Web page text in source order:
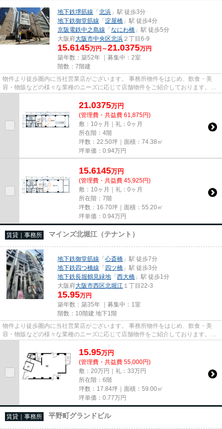
地下鉄堺筋線 「北浜 」駅 徒歩3分
地下鉄御堂筋線 「淀屋橋 」駅 徒歩4分
京阪電鉄中之島線 「なにわ橋 」駅 徒歩5分
大阪府大阪市中央区北浜 ２丁目6-9
15.6145万円～21.0375万円
築年数：築52年 ｜募集中： 2室
階数：7階建
物件より徒歩圏内に当社営業店がございます。 事務所物件をはじめ、飲食・美
容・物販などの様々な業種のニーズに応じて店舗物件をご紹介しております。
尚、弊社ではおとり広告は一切...
21.0375万円
(管理費・共益費 61,875円)
敷：10ヶ月｜礼：0ヶ月
所在階：4階
坪数：22.50坪｜面積：74.38㎡
坪単価： 0.94万円
15.6145万円
(管理費・共益費 45,925円)
敷：10ヶ月｜礼：0ヶ月
所在階：7階
坪数：16.70坪｜面積：55.20㎡
坪単価： 0.94万円
賃貸｜事務所 マインズ北堀江（テナント）
地下鉄御堂筋線 「心斎橋 」駅 徒歩7分
地下鉄四つ橋線 「四ツ橋 」駅 徒歩3分
地下鉄長堀鶴見緑地 「西大橋 」駅 徒歩1分
大阪府大阪市西区北堀江 １丁目22-3
15.95万円
築年数：築35年 ｜募集中： 1室
階数：10階建 地下1階
物件より徒歩圏内に当社営業店がございます。 事務所物件をはじめ、飲食・美
容・物販などの様々な業種のニーズに応じて店舗物件をご紹介しております。
尚、弊社ではおとり広告は一切...
15.95万円
(管理費・共益費 55,000円)
敷：20万円｜礼：33万円
所在階：6階
坪数：17.84坪｜面積：59.00㎡
坪単価： 0.77万円
賃貸｜事務所 平野町グランドビル